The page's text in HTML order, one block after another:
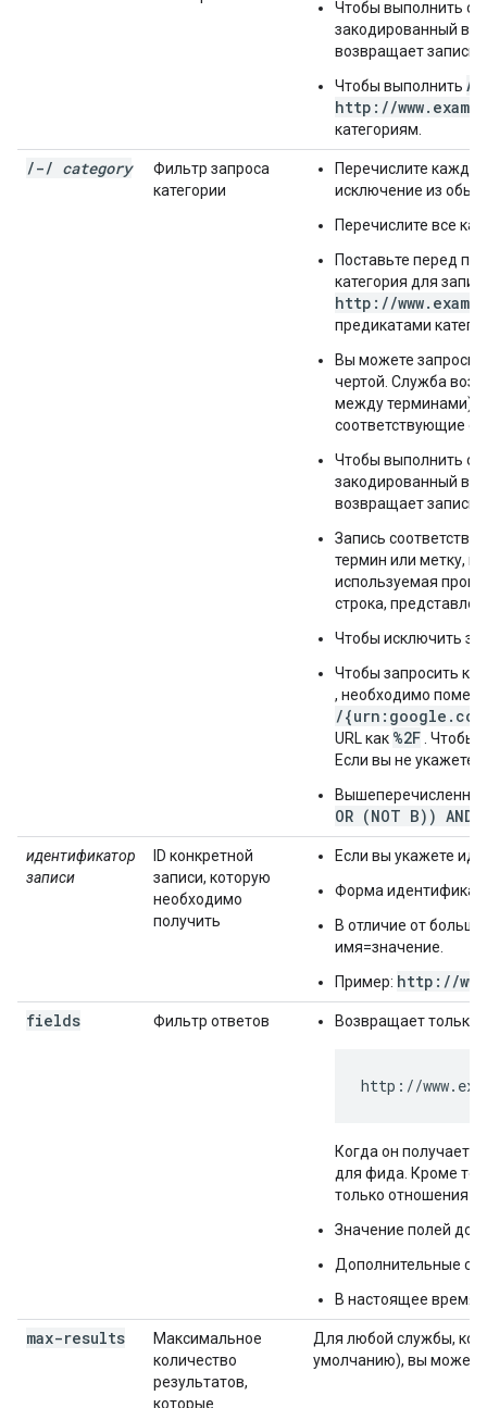
Чтобы выполнить
закодированный в
возвращает записи,
Чтобы выполнить
http://
категориям.
/-/ category
Фильтр запроса
категории
Перечислите
исключение из
Перечислите все
Поставьте перед
категория для
http://
предикатами
Вы можете
чертой. Служба
между терминами).
соответствующие
Чтобы выполнить
закодированный в
возвращает записи,
Запись
термин или метку,
используемая
строка,
Чтобы исключить
Чтобы запросить
, необходимо
/
URL как %2F . Чтобы
Если вы не укажете
OR (NOT B)) AND
идентификатор
записи
ID конкретной
записи, которую
необходимо
получить
Если вы укажете
Форма
В отличие от
имя=значение.
Пример: http://
fields
Фильтр ответов Возвращает только
http://
Когда он получает
для фида. Кроме
только отношения
Значение полей
Дополнительные
В настоящее время
max-results
Максимальное
количество
результатов,
которые
Для любой службы,
умолчанию), вы можете